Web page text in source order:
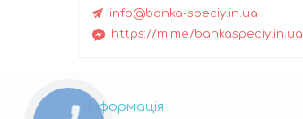
info@banka-speciy.in.ua
https://m.me/bankaspeciy.in.ua
Інформація